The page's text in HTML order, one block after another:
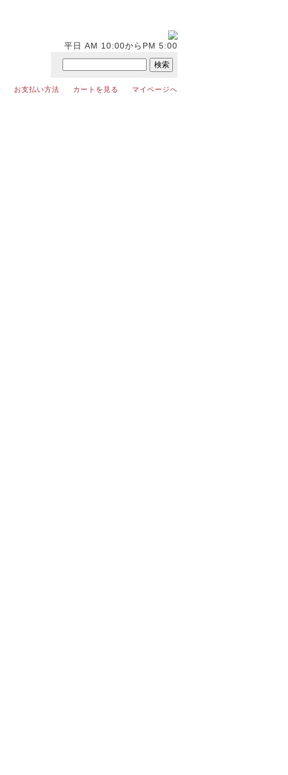
平日 AM 10:00からPM 5:00
お支払い方法 カートを見る マイページへ